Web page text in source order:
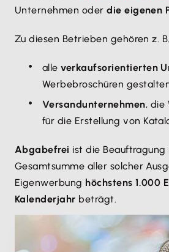
Unternehmen oderdie eigenen
Zu diesen Betrieben gehören z.
alleverkaufsorientierten
Werbebroschüren
Versandunternehmen, die
für die Erstellung von
Abgabefrei ist die Beauftragung
Gesamtsumme aller solcher
Eigenwerbung höchstens 1.000
Kalenderjahr beträgt.